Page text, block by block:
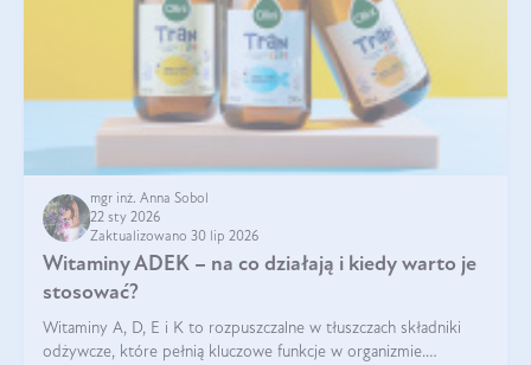
mgr inż. Anna Sobol
22 sty 2026
Zaktualizowano 30 lip 2026
Witaminy ADEK – na co działają i kiedy warto je
stosować?
Witaminy A, D, E i K to rozpuszczalne w tłuszczach składniki
odżywcze, które pełnią kluczowe funkcje w organizmie.